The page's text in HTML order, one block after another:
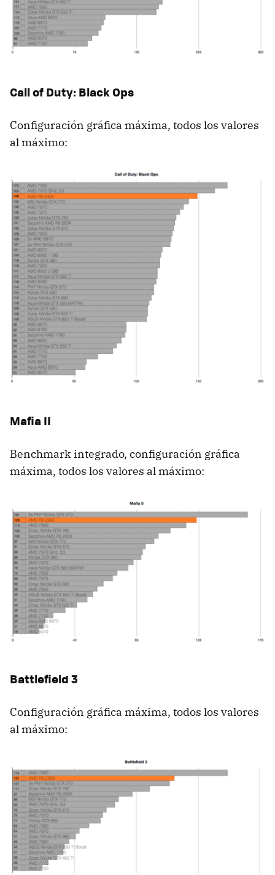
Call of Duty: Black Ops
Configuración gráfica máxima, todos los valores
al máximo:
Mafia II
Benchmark integrado, configuración gráfica
máxima, todos los valores al máximo:
Battlefield 3
Configuración gráfica máxima, todos los valores
al máximo: